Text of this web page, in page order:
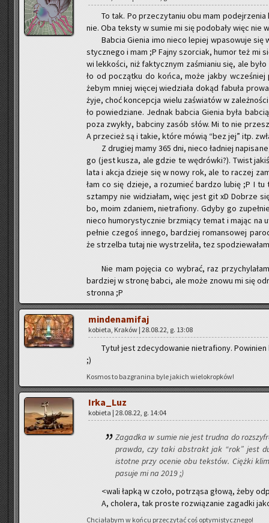
To tak. Po prze­czy­ta­niu obu mam
nie. Oba tek­sty w sumie mi się po­do­ba­ły więc nie
Bab­cia Gie­nia imo nieco le­piej wpa­so­wu­je
stycz­ne­go i mam ;P Fajny szor­ciak, humor też mi
wi lek­ko­ści, niż fak­tycz­nym za­śmia­niu się, ale
ło od po­cząt­ku do końca, może jakby wcze­śniej
żebym mniej wię­cej wie­dzia­ła dokąd fa­bu­ła
żyje, choć kon­cep­cja wielu za­świa­tów w
ło po­wie­dzia­ne. Jed­nak bab­cia Gie­nia była
poza zwy­kły, bab­ci­ny zasób słów. Mi to nie
A prze­cież są i takie, które mówią “bez jej” itp.
Z dru­giej mamy 365 dni, nieco ład­niej
go (jest kusza, ale gdzie te wę­drów­ki?). Twist
lata i akcja dzie­je się w nowy rok, ale to ra­czej
łam co się dzie­je, a ro­zu­mieć bar­dzo lubię ;P I
sztam­py nie wi­dzia­łam, więc jest git xD Do­brze
bo, moim zda­niem, nie­tra­fio­ny. Gdyby go
nieco hu­mo­ry­stycz­nie brzmią­cy temat i mając na
peł­nie cze­goś in­ne­go, bar­dziej ro­man­so­wej
że strzel­ba tutaj nie wy­strze­li­ła, tez
Nie mam po­ję­cia co wy­brać, raz
bar­dziej w stro­nę babci, ale może znowu mi się
stron­na ;P
min­de­na­mi­faj
ko­bie­ta, Kra­ków | 28.08.22, g. 13:08
Tytuł jest zde­cy­do­wa­nie nie­tra­fio­ny.
;)
Ko­smos to ba­zgra­ni­na byle ja­kich wie­lo­krop­ków!
Ir­ka­_Luz
ko­bie­ta | 28.08.22, g. 14:04
Za­gad­ka w sumie nie jest trud­na do
praw­da, czy taki abs­trakt jak “rok” jest
istot­ne przy oce­nie obu tek­stów. Cięż­ki
pa­su­je mi na 2019 ;)
<wali łapką w czoło, po­trzą­sa głową, żeby
A, cho­le­ra, tak pro­ste roz­wią­za­nie za­gad­ki
Chcia­ła­bym w końcu prze­czy­tać coś opty­mi­stycz­ne­go!